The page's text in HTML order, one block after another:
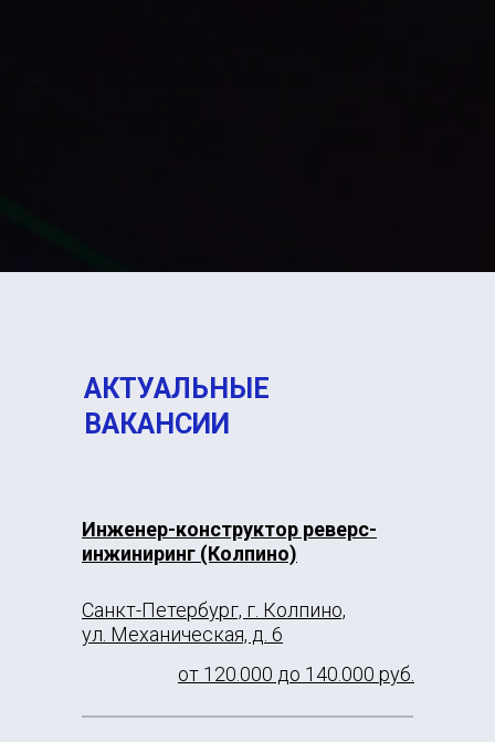
АКТУАЛЬНЫЕ
ВАКАНСИИ
Инженер-конструктор реверс-
инжиниринг (Колпино)
Санкт-Петербург, г. Колпино,
ул. Механическая, д. 6
от 120.000 до 140.000 руб.